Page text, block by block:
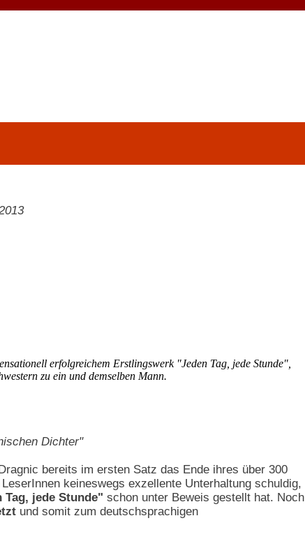
erfolgreichem Erstlingswerk "Jeden Tag, jede Stunde",
zu ein und demselben Mann.
Dichter"
bereits im ersten Satz das Ende ihres über 300
keineswegs exzellente Unterhaltung schuldig,
Tag, jede Stunde" schon unter Beweis gestellt hat. Noch
und somit zum deutschsprachigen